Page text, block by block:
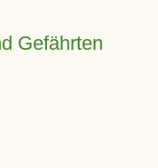
Gefährten